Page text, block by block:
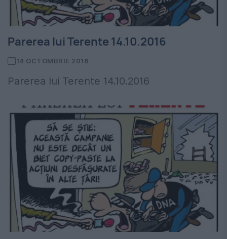
Parerea lui Terente 14.10.2016
14 OCTOMBRIE 2016
Parerea lui Terente 14.10.2016